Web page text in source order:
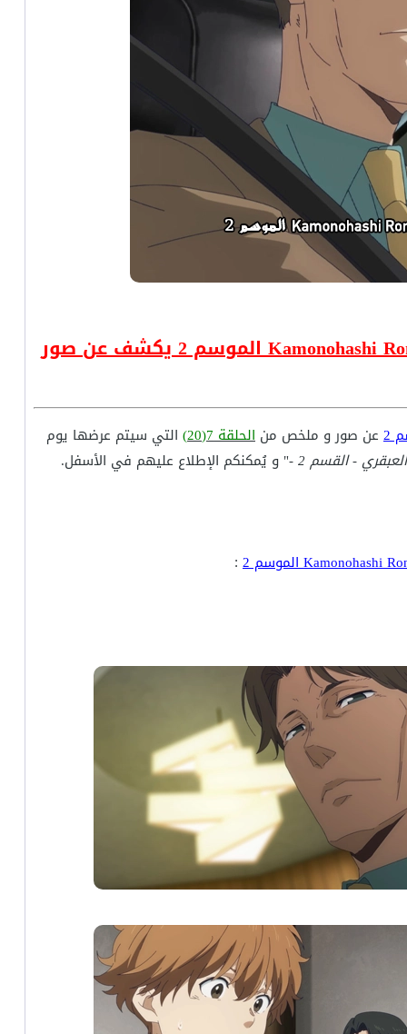
أنمي إستنتاجات رون كامونوهاشي المُحرمة - Kamonohashi Ron no Kindan Suiri الموسم 2 يكشف عن صور
عن صور و ملخص من الحلقة 7(20)
التي سيتم عرضها يوم
- القسم 2 - " و يُمكنكم الإطلاع عليهم في الأسفل.
: